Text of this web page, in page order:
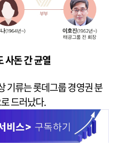
사돈 간 균열
기류는 롯데그룹 경영권 분
드러났다.